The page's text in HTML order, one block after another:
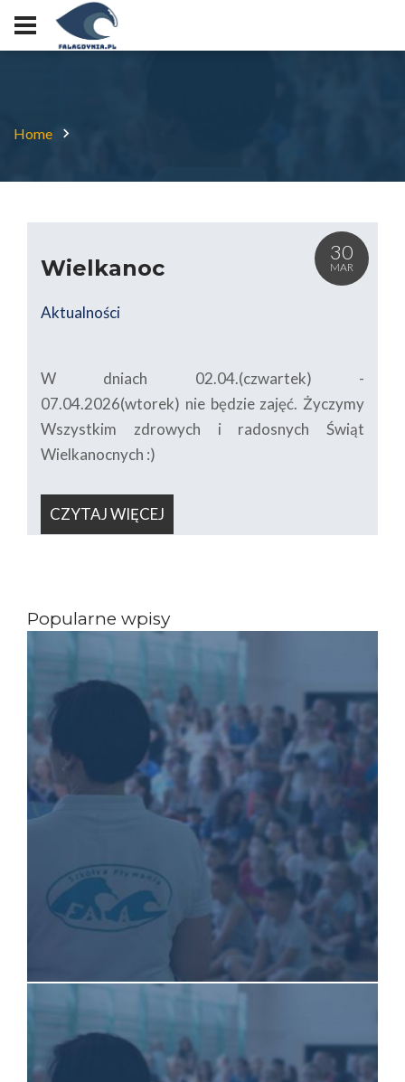
Home
30
MAR
Wielkanoc
Aktualności
W dniach 02.04.(czwartek) -
07.04.2026(wtorek) nie będzie zajęć. Życzymy
Wszystkim zdrowych i radosnych Świąt
Wielkanocnych :)
CZYTAJ WIĘCEJ
Popularne wpisy